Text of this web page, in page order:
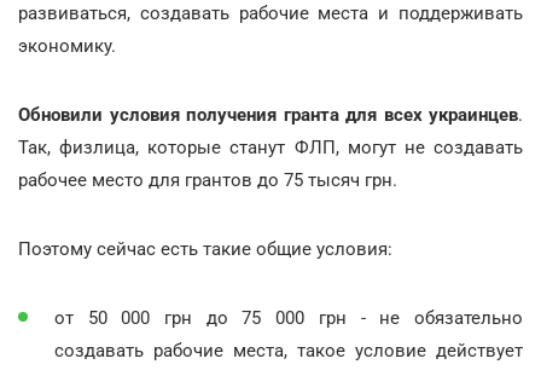
развиваться, создавать рабочие места и поддерживать
экономику.
Обновили условия получения гранта для всех украинцев.
Так, физлица, которые станут ФЛП, могут не создавать
рабочее место для грантов до 75 тысяч грн.
Поэтому сейчас есть такие общие условия:
от 50 000 грн до 75 000 грн - не обязательно
создавать рабочие места, такое условие действует